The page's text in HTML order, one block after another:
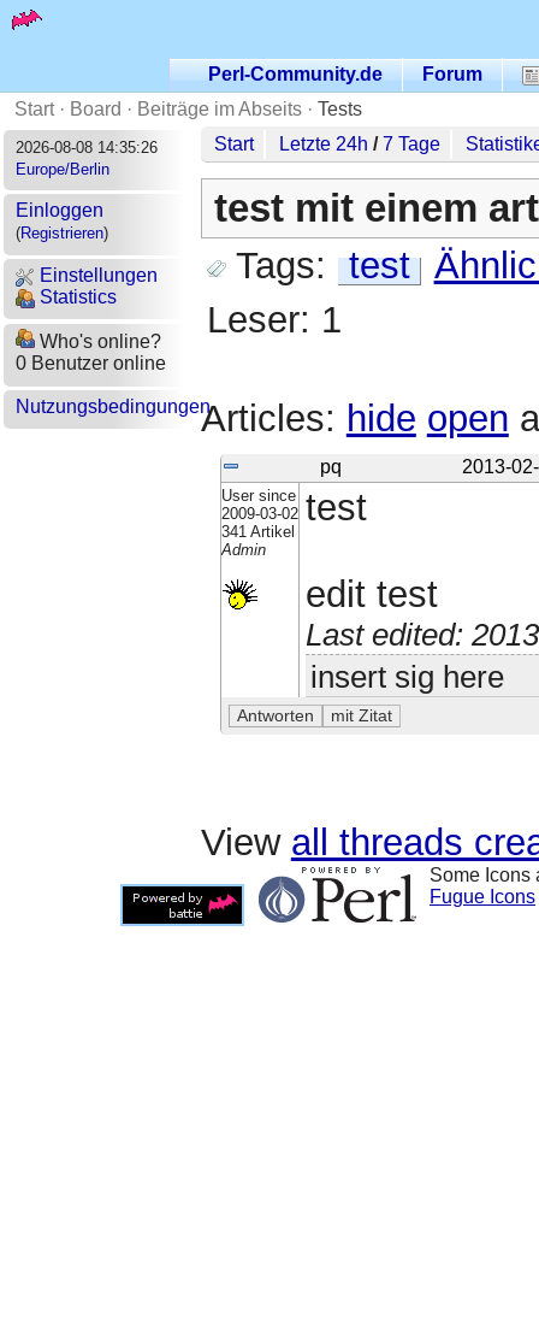
Perl-Community.de
Forum
Start· Board · Beiträge im Abseits · Tests
2026-08-08 14:35:26
Europe/Berlin
Einloggen
(Registrieren)
Einstellungen
Statistics
Who's online?
0 Benutzer online
Nutzungsbedingungen
Start Letzte 24h /7 Tage
test mit einem
Tags: test
Leser: 1
Articles: hide open
pq 2013-
User since
2009-03-02
341 Artikel
Admin
test
edit test
Last edited:
insert sig here
View all threads
Some Icons
Fugue Icons